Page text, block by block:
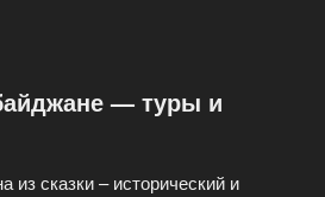
— туры и
из сказки – исторический и